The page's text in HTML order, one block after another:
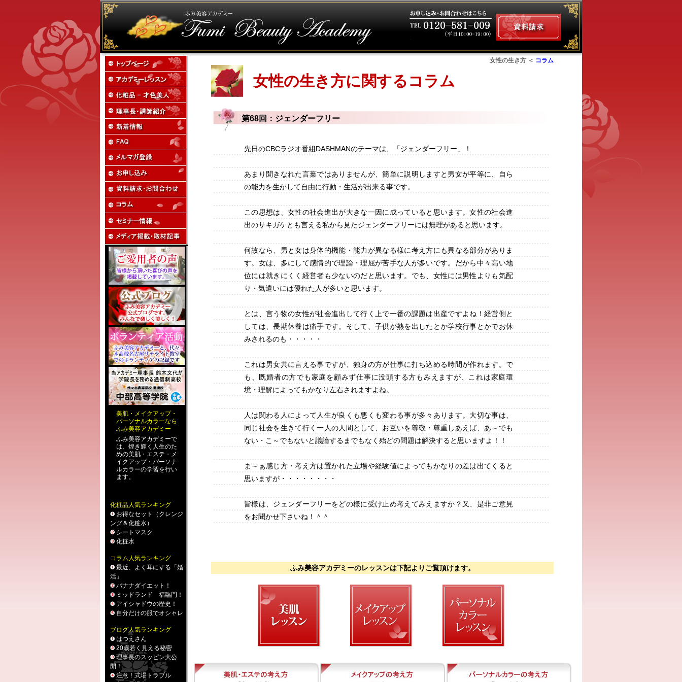
美肌 ・ メイクアップ・
パーソナルカラーなら
ふみ美容アカデミー
ふみ美容アカデミーで
は、煌き輝く人生のた
めの美肌・エステ ・ メ
イクアップ・ パーソナ
ルカラーの学習を行い
ます。
化粧品人気ランキング
お得なセット（クレンジ
ング＆化粧水）
シートマスク
化粧水
コラム人気ランキング
最近、よく耳にする「婚
活」
バナナダイエット！
ミッドランド 福臨門！
アイシャドウの歴史！
自分だけの服でオシャレ
ブログ人気ランキング
はつえさん
20歳若く見える秘密
理事長のスッピン大公
開！
注意！式場トラブル
女性の生き方 ＜ コラム
女性の生き方に関するコラム
第68回：ジェンダーフリー
先日のCBCラジオ番組DASHMANのテーマは、「ジェンダーフリー」！
あまり聞きなれた言葉ではありませんが、簡単に説明しますと男女が平等に、自ら
の能力を生かして自由に行動・生活が出来る事です。
この思想は、女性の社会進出が大きな一因に成っていると思います。女性の社会進
出のサキガケとも言える私から見たジェンダーフリーには無理があると思います。
何故なら、男と女は身体的機能・能力が異なる様に考え方にも異なる部分がありま
す。女は、多にして感情的で理論・理屈が苦手な人が多いです。だから中々高い地
位には就きにくく経営者も少ないのだと思います。でも、女性には男性よりも気配
り・気遣いには優れた人が多いと思います。
とは、言う物の女性が社会進出して行く上で一番の課題は出産ですよね！経営側と
しては、長期休養は痛手です。そして、子供が熱を出したとか学校行事とかでお休
みされるのも・・・・・
これは男女共に言える事ですが、独身の方が仕事に打ち込める時間が作れます。で
も、既婚者の方でも家庭を顧みず仕事に没頭する方もみえますが、これは家庭環
境・理解によってもかなり左右されますよね。
人は関わる人によって人生が良くも悪くも変わる事が多々あります。大切な事は、
同じ社会を生きて行く一人の人間として、お互いを尊敬・尊重しあえば、あ～でも
ない・こ～でもないと議論するまでもなく殆どの問題は解決すると思いますよ！！
ま～ぁ感じ方・考え方は置かれた立場や経験値によってもかなりの差は出てくると
思いますが・・・・・・・・
皆様は、ジェンダーフリーをどの様に受け止め考えてみえますか？又、是非ご意見
をお聞かせ下さいね！＾＾
ふみ美容アカデミーのレッスンは下記よりご覧頂けます。